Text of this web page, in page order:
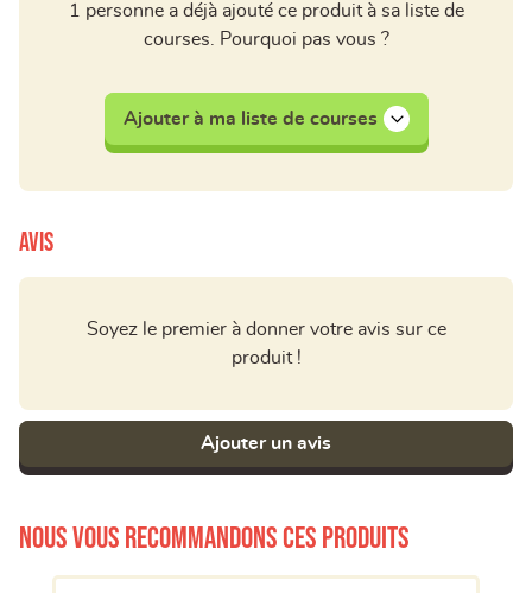
1 personne a déjà ajouté ce produit à sa liste de
courses. Pourquoi pas vous ?
Ajouter à ma liste de courses
Avis
Soyez le premier à donner votre avis sur ce
produit !
Ajouter un avis
Nous vous recommandons ces produits